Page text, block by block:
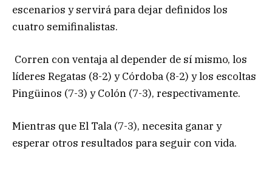
escenarios y servirá para dejar definidos los
cuatro semifinalistas.
Corren con ventaja al depender de sí mismo, los
líderes Regatas (8-2) y Córdoba (8-2) y los escoltas
Pingüinos (7-3) y Colón (7-3), respectivamente.
Mientras que El Tala (7-3), necesita ganar y
esperar otros resultados para seguir con vida.